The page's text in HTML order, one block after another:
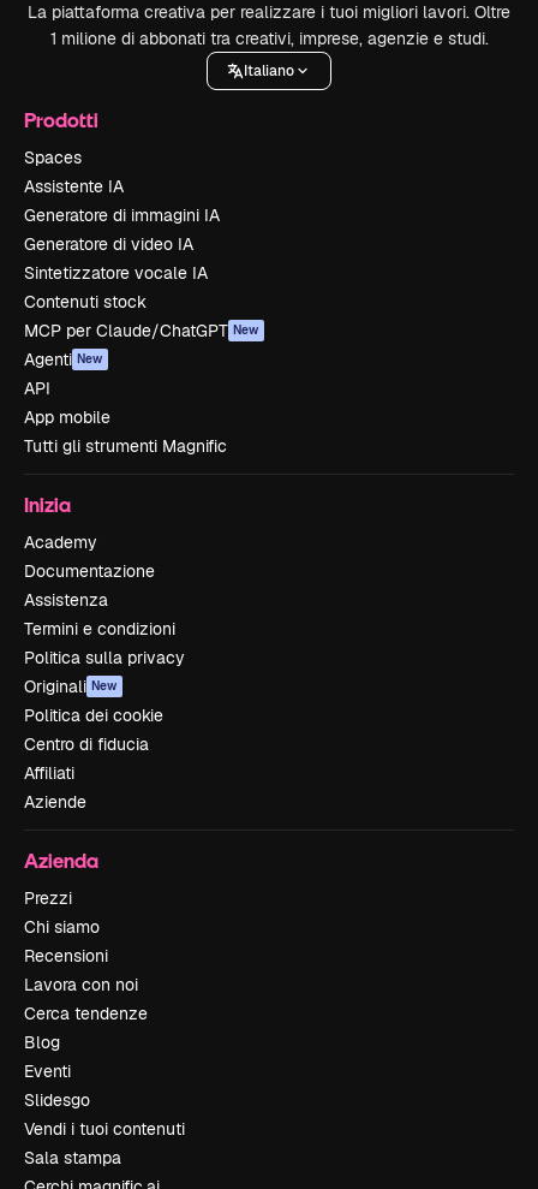
La piattaforma creativa per realizzare i tuoi migliori lavori. Oltre
1 milione di abbonati tra creativi, imprese, agenzie e studi.
Italiano
Prodotti
Spaces
Assistente IA
Generatore di immagini IA
Generatore di video IA
Sintetizzatore vocale IA
Contenuti stock
MCP per Claude/ChatGPT New
Agenti New
API
App mobile
Tutti gli strumenti Magnific
Inizia
Academy
Documentazione
Assistenza
Termini e condizioni
Politica sulla privacy
Originali New
Politica dei cookie
Centro di fiducia
Affiliati
Aziende
Azienda
Prezzi
Chi siamo
Recensioni
Lavora con noi
Cerca tendenze
Blog
Eventi
Slidesgo
Vendi i tuoi contenuti
Sala stampa